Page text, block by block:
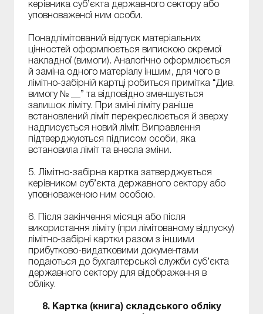
керівника суб’єкта державного сектору або
уповноваженої ним особи.
Понадлімітований відпуск матеріальних
цінностей оформлюється випискою окремої
накладної (вимоги). Аналогічно оформлюється
й заміна одного матеріалу іншим, для чого в
лімітно-забірній картці робиться примітка “Див.
вимогу № __” та відповідно зменшується
залишок ліміту. При зміні ліміту раніше
встановлений ліміт перекреслюється й зверху
надписується новий ліміт. Виправлення
підтверджуються підписом особи, яка
встановила ліміт та внесла зміни.
5. Лімітно-забірна картка затверджується
керівником суб’єкта державного сектору або
уповноваженою ним особою.
6. Після закінчення місяця або після
використання ліміту (при лімітованому відпуску)
лімітно-забірні картки разом з іншими
прибутково-видатковими документами
подаються до бухгалтерської служби суб’єкта
державного сектору для відображення в
обліку.
8. Картка (книга) складського обліку